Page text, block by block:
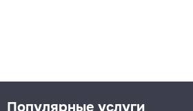
Популярные услуги